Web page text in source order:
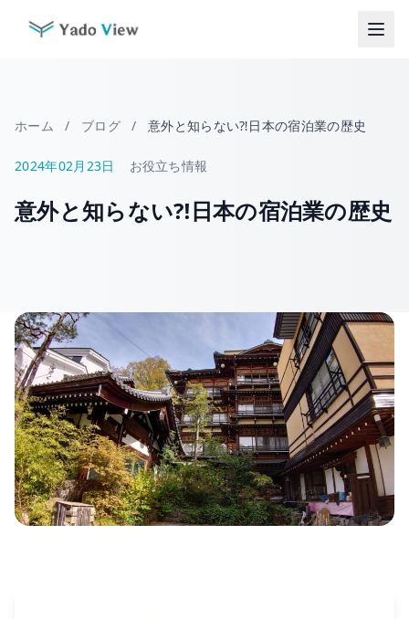
ホーム / ブログ / 意外と知らない⁈日本の宿泊業の歴史
2024年02月23日 お役立ち情報
意外と知らない⁈日本の宿泊業の歴史